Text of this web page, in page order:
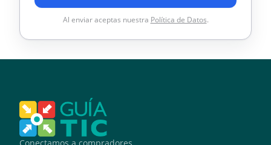
Al enviar aceptas nuestra Política de Datos.